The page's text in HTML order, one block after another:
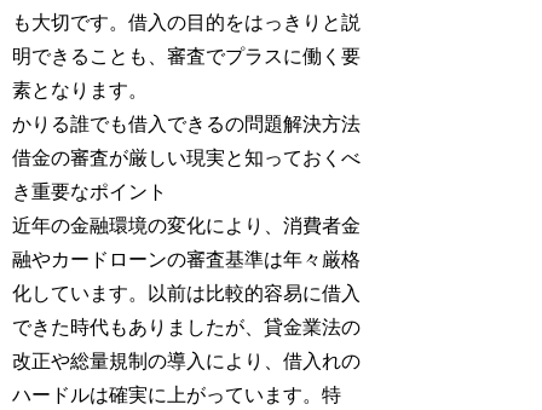
も大切です。借入の目的をはっきりと説
明できることも、審査でプラスに働く要
素となります。
かりる誰でも借入できるの問題解決方法
借金の審査が厳しい現実と知っておくべ
き重要なポイント
近年の金融環境の変化により、消費者金
融やカードローンの審査基準は年々厳格
化しています。以前は比較的容易に借入
できた時代もありましたが、貸金業法の
改正や総量規制の導入により、借入れの
ハードルは確実に上がっています。特